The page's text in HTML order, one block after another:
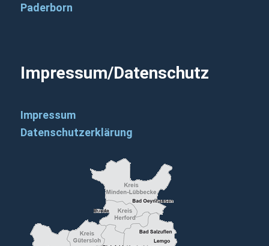
Paderborn
Impressum/Datenschutz
Impressum
Datenschutzerklärung